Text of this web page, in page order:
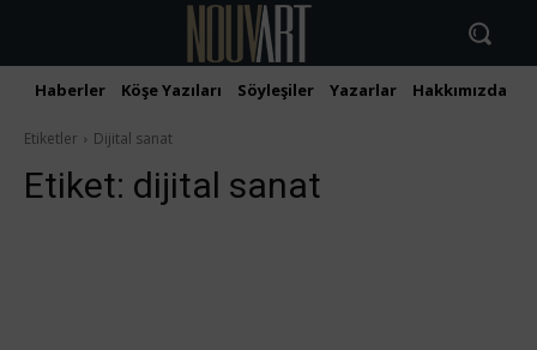
Haberler Köşe Yazıları Söyleşiler Yazarlar Hakkımızda
Etiketler Dijital sanat
Etiket: dijital sanat